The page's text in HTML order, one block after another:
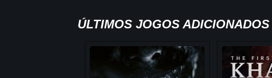
ÚLTIMOS JOGOS ADICIONADOS